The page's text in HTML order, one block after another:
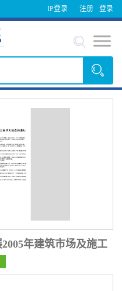
IP登录 登录
注册
年建筑市场及施工